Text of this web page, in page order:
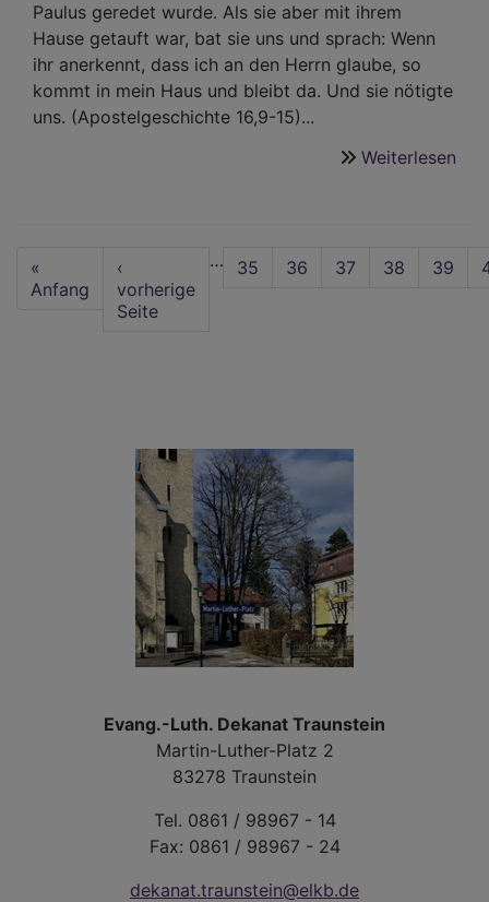
Paulus geredet wurde. Als sie aber mit ihrem
Hause getauft war, bat sie uns und sprach: Wenn
ihr anerkennt, dass ich an den Herrn glaube, so
kommt in mein Haus und bleibt da. Und sie nötigte
uns. (Apostelgeschichte 16,9-15)...
Weiterlesen
Seitennummerierung
First
page
«
Anfang
Vorherige
Seite
‹
vorherige
Seite
… Seite
35 Seite
36 Seite
37 Seite
38 39
Evang.-Luth. Dekanat Traunstein
Martin-Luther-Platz 2
83278 Traunstein
Tel. 0861 / 98967 - 14
Fax: 0861 / 98967 - 24
dekanat.traunstein@elkb.de